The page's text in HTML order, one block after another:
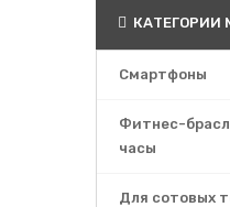
КАТЕГОРИИ
Смартфоны
Фитнес-
часы
Для сотовых